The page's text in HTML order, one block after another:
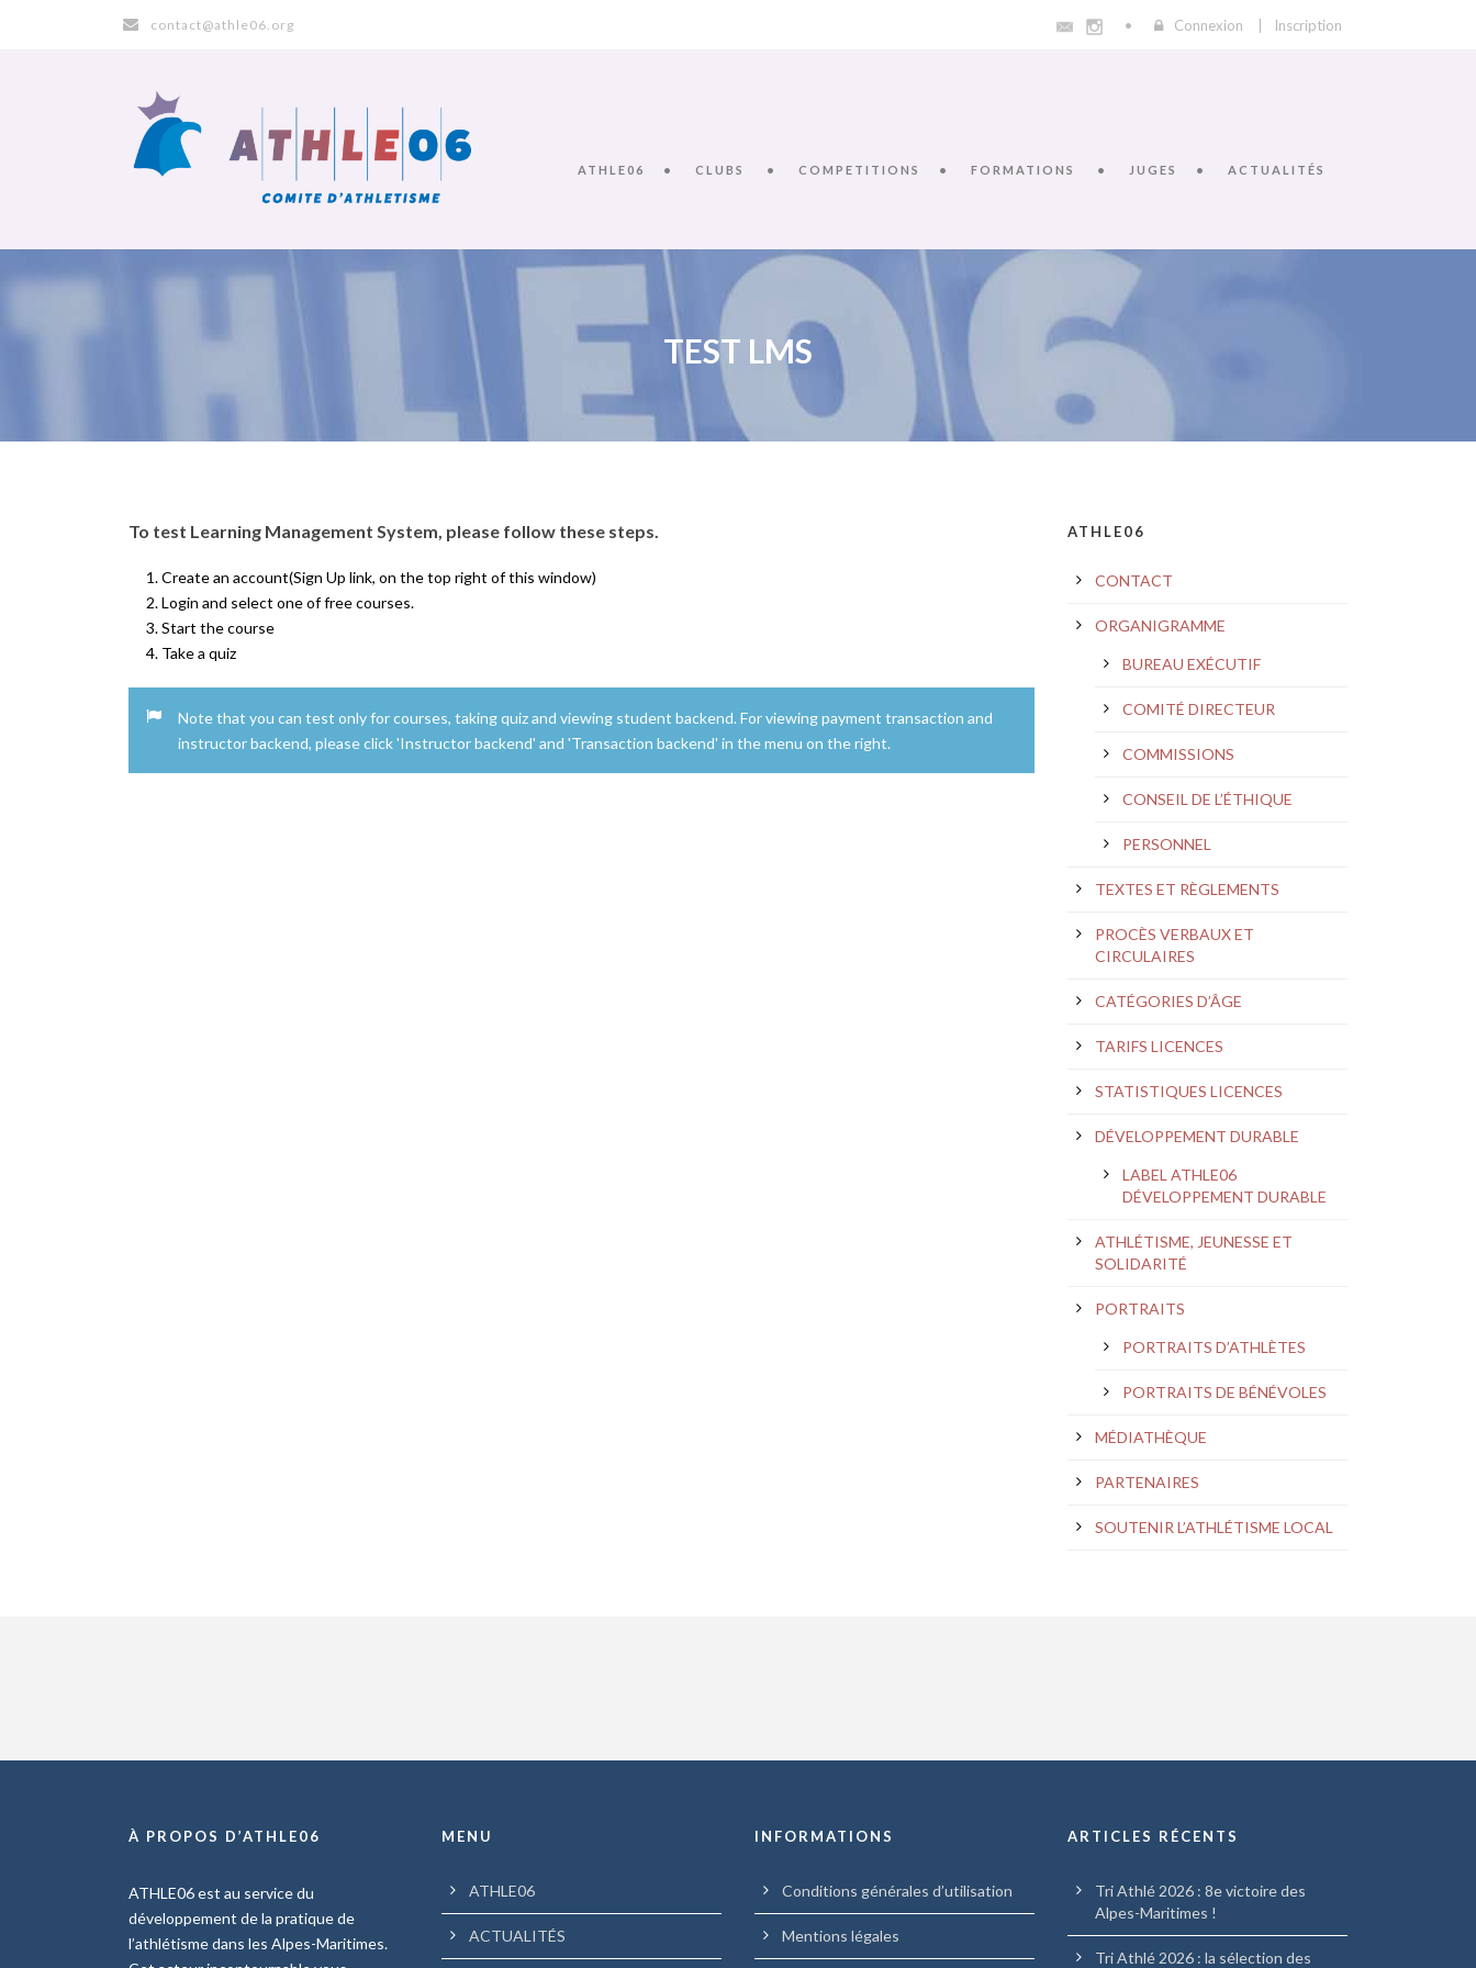
contact@athle06.org Connexion Inscription
ATHLE06 CLUBS COMPETITIONS FORMATIONS JUGES ACTUALITÉS
TEST LMS
To test Learning Management System, please follow these steps.
Create an account(Sign Up link, on the top right of this window)
Login and select one of free courses.
Start the course
Take a quiz
Note that you can test only for courses, taking quiz and viewing student backend. For viewing payment transaction and
instructor backend, please click 'Instructor backend' and 'Transaction backend' in the menu on the right.
ATHLE06
CONTACT
ORGANIGRAMME
BUREAU EXÉCUTIF
COMITÉ DIRECTEUR
COMMISSIONS
CONSEIL DE L’ÉTHIQUE
PERSONNEL
TEXTES ET RÈGLEMENTS
PROCÈS VERBAUX ET
CIRCULAIRES
CATÉGORIES D’ÂGE
TARIFS LICENCES
STATISTIQUES LICENCES
DÉVELOPPEMENT DURABLE
LABEL ATHLE06
DÉVELOPPEMENT DURABLE
ATHLÉTISME, JEUNESSE ET
SOLIDARITÉ
PORTRAITS
PORTRAITS D’ATHLÈTES
PORTRAITS DE BÉNÉVOLES
MÉDIATHÈQUE
PARTENAIRES
SOUTENIR L’ATHLÉTISME LOCAL
À PROPOS D’ATHLE06
ATHLE06 est au service du
développement de la pratique de
l’athlétisme dans les Alpes-Maritimes.
MENU
ATHLE06
ACTUALITÉS
INFORMATIONS
Conditions générales d’utilisation
Mentions légales
ARTICLES RÉCENTS
Tri Athlé 2026 : 8e victoire des
Alpes-Maritimes !
Tri Athlé 2026 : la sélection des